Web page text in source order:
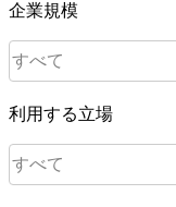
企業規模
すべて
利用する立場
すべて